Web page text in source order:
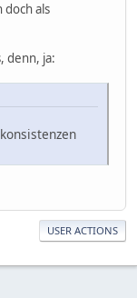
doch als
denn, ja:
USER ACTIONS